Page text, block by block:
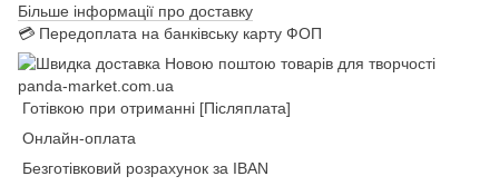
Більше інформації про доставку
💳 Передоплата на банківську карту ФОП
Готівкою при отриманні [Післяплата]
Онлайн-оплата
Безготівковий розрахунок за IBAN